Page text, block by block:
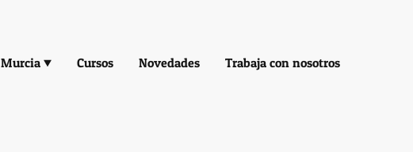
Murcia Cursos Novedades
Trabaja con nosotros